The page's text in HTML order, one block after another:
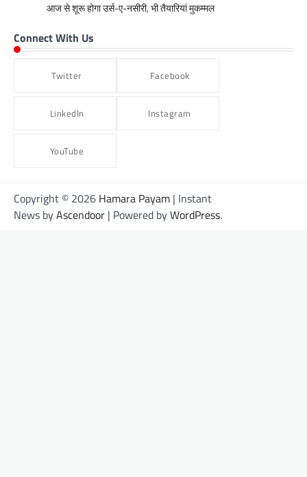
आज से शूरू होगा उर्स-ए-नसीरी, भी तैयारियां मुकम्मल
Connect With Us
Twitter Facebook
LinkedIn Instagram
YouTube
Copyright © 2026 Hamara Payam | Instant
News byAscendoor | Powered byWordPress.